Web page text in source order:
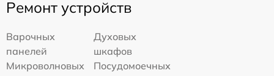
Ремонт устройств
Варочных
панелей
Духовых
шкафов
Микроволновых
Посудомоечных